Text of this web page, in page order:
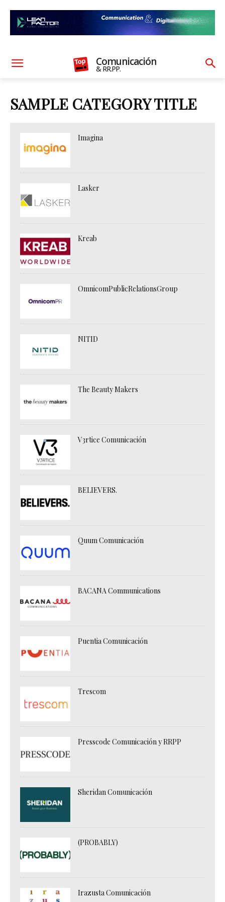
Comunicación
& RR.PP.
SAMPLE CATEGORY TITLE
Imagina
Lasker
Kreab
OmnicomPublicRelationsGroup
NITID
The Beauty Makers
V3rtice Comunicación
BELIEVERS.
Quum Comunicación
BACANA Communications
Puentia Comunicación
Trescom
Presscode Comunicación y RRPP
Sheridan Comunicación
(PROBABLY)
Irazusta Comunicación